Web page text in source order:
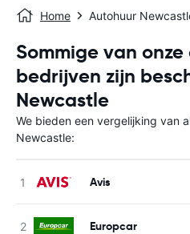
Home Autohuur
Sommige van
bedrijven zijn
Newcastle
We bieden een vergelijking van
Newcastle:
Avis
Europcar